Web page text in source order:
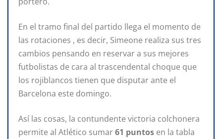
En el tramo final del partido llega el momento de
las rotaciones , es decir, Simeone realiza sus tres
cambios pensando en reservar a sus mejores
futbolistas de cara al trascendental choque que
los rojiblancos tienen que disputar ante el
Barcelona este domingo.
Así las cosas, la contundente victoria colchonera
permite al Atlético sumar61 puntos en la tabla